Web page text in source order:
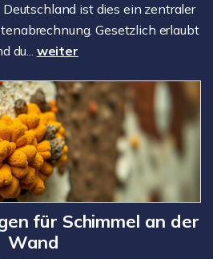
ist dies ein zentraler
Gesetzlich erlaubt
du... weiter
für Schimmel an der
Wand